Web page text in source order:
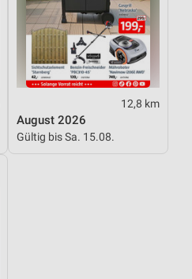
12,8 km
August 2026
Gültig bis Sa. 15.08.